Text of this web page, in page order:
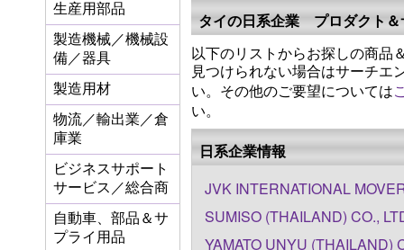
生産用部品
製造機械／機械設
備／器具
製造用材
物流／輸出業／倉
庫業
ビジネスサポート
サービス／総合商
自動車、部品＆サ
プライ用品
タイの日系企業 プロダクト＆
以下のリストからお探しの商品
見つけられない場合はサーチエ
い。その他のご要望については
い。
日系企業情報
JVK INTERNATIONAL
SUMISO (THAILAND) CO.,
YAMATO UNYU (THAILAND)